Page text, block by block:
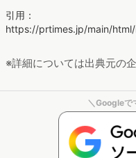
引用：
https://prtimes.jp/main/
※詳細については出典元の
＼Googleで